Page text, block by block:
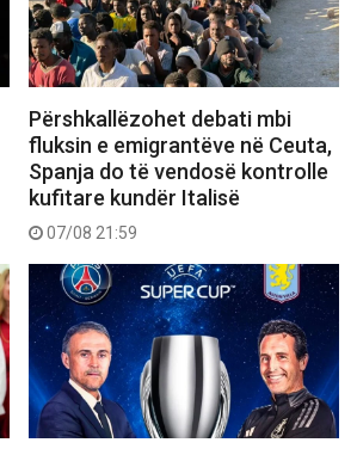
Përshkallëzohet debati mbi
fluksin e emigrantëve në Ceuta,
Spanja do të vendosë kontrolle
kufitare kundër Italisë
07/08 21:59